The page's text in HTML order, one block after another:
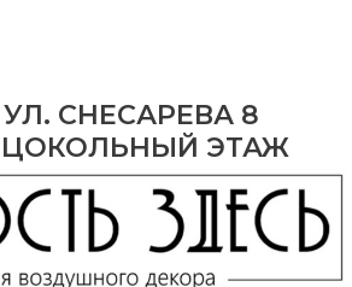
СНЕСАРЕВА 8
ЦОКОЛЬНЫЙ ЭТАЖ